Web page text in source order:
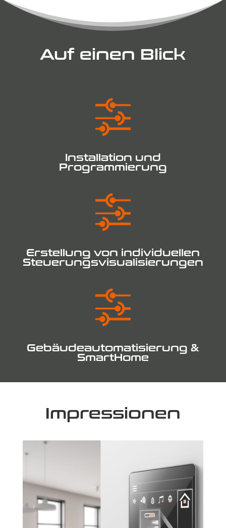
Auf einen Blick
Installation und
Programmierung
Erstellung von individuellen
Steuerungs­visualisierungen
Gebäude­automatisierung &
SmartHome
Impressionen